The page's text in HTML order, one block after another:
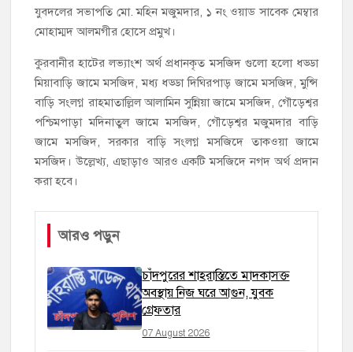
যুবদলের সভাপতি মো. মহিন মজুমদার, ১ নং ওয়াড সাবেক মেম্বার
মোহাম্মদ আলমগীর হোসে প্রমুখ।
কুরবানীর হাটের লভ্যাংশ অর্থ প্রধানকৃত মসজিদ গুলো হলো ধড্ডা
মিয়াবাড়ি জামে মসজিদ, মধ্য ধড্ডা দিঘিরপাড় জামে মসজিদ, মুন্সি
বাড়ি সংলগ্ন রাহমাতাল্লিল আলামিন সুন্নিয়া জামে মসজিদ, গৌড়েশ্বর
পশ্চিমপাড়া মদিনাতুল জামে মসজিদ, গৌড়েশ্বর মজুমদার বাড়ি
জামে মসজিদ, সরকার বাড়ি সংলগ্ন মসজিদে তাকওয়া জামে
মসজিদ। উল্লেখ্য, এছাড়াও আরও একটি মসজিদে নগদ অর্থ প্রদান
করা হবে।
আরও পড়ুন
চাঁদপুরের শাহরাস্তিতে মাদকাসক্ত
অবস্থায় নিজ ঘরে আগুন, যুবক
গ্রেফতার
07 August 2026